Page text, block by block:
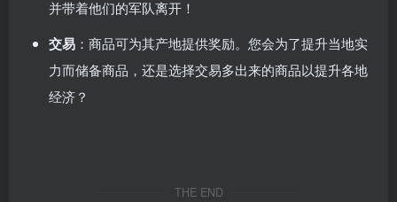
并带着他们的军队离开！
交易 ：商品可为其产地提供奖励。您会为了提升当地实
力而储备商品，还是选择交易多出来的商品以提升各地
经济？
THE END